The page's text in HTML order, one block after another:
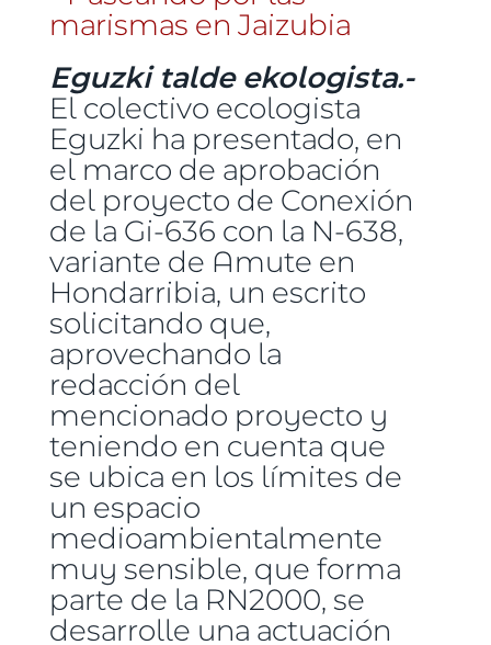
Eguzki talde ekologista.-
El colectivo ecologista
Eguzki ha presentado, en
el marco de aprobación
del proyecto de Conexión
de la Gi-636 con la N-638,
variante de Amute en
Hondarribia, un escrito
solicitando que,
aprovechando la
redacción del
mencionado proyecto y
teniendo en cuenta que
se ubica en los límites de
un espacio
medioambientalmente
muy sensible, que forma
parte de la RN2000, se
desarrolle una actuación